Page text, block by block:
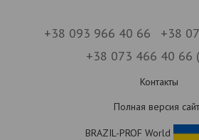
+38 093 966 40 66
+38
+38 073 466 40 66
Контакты
Полная версия
BRAZIL-PROF World